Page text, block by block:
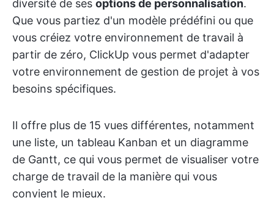
diversité de ses options de personnalisation.
Que vous partiez d'un modèle prédéfini ou que
vous créiez votre environnement de travail à
partir de zéro, ClickUp vous permet d'adapter
votre environnement de gestion de projet à vos
besoins spécifiques.
Il offre plus de 15 vues différentes, notamment
une liste, un tableau Kanban et un diagramme
de Gantt, ce qui vous permet de visualiser votre
charge de travail de la manière qui vous
convient le mieux.